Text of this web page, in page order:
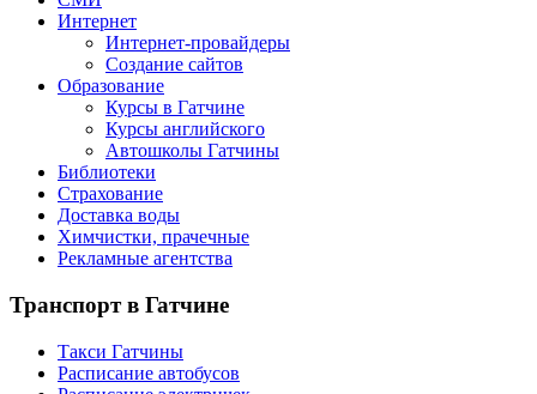
Интернет
Интернет-провайдеры
Создание сайтов
Образование
Курсы в Гатчине
Курсы английского
Автошколы Гатчины
Библиотеки
Страхование
Доставка воды
Химчистки, прачечные
Рекламные агентства
Транспортв Гатчине
Такси Гатчины
Расписание автобусов